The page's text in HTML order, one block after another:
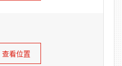
查看位置